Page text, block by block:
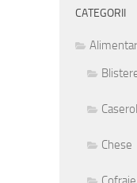
CATEGORII
Chese